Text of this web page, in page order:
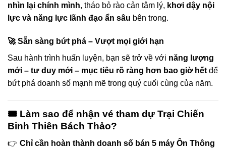
nhìn lại chính mình, tháo bỏ rào cản tâm lý, khơi dậy nội
lực và năng lực lãnh đạo ẩn sâu bên trong.
🚀 Sẵn sàng bứt phá – Vượt mọi giới hạn
Sau hành trình huấn luyện, bạn sẽ trở về với năng lượng
mới – tư duy mới – mục tiêu rõ ràng hơn bao giờ hết để
bứt phá doanh số mạnh mẽ trong quý cuối cùng của năm.
🎟 Làm sao để nhận vé tham dự Trại Chiến
Binh Thiên Bách Thảo?
👉 Chỉ cần hoàn thành doanh số bán 5 máy Ôn Thông